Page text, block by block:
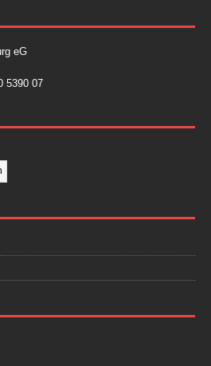
eG
5390 07